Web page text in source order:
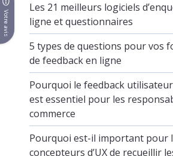
Les 21 meilleurs logiciels
ligne et questionnaires
5 types de questions pour vos
de feedback en ligne
Pourquoi le feedback
est essentiel pour les
commerce
Pourquoi est-il important pour
concepteurs d’UX de recueillir
Votre avis